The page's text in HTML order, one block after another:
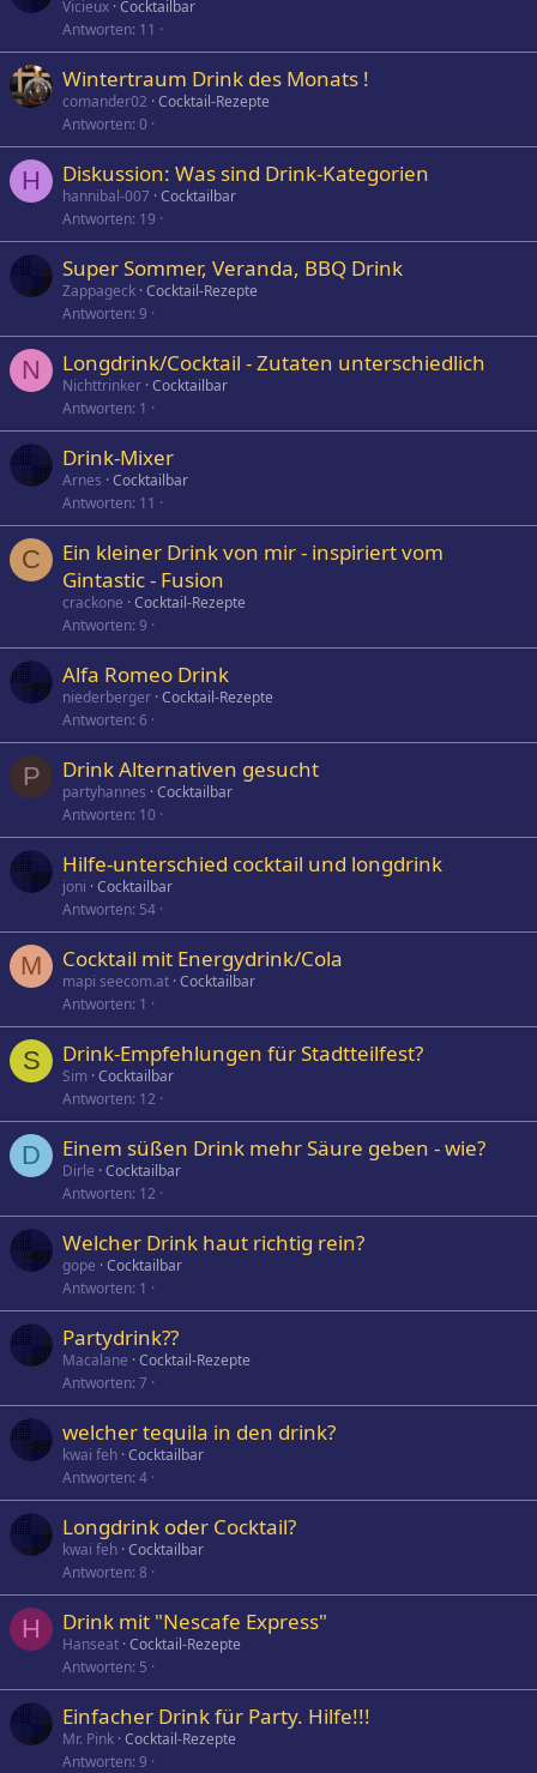
Vicieux Cocktailbar
Antworten 11
Wintertraum Drink des Monats !
comander02 Cocktail-Rezepte
Antworten 0
H Diskussion: Was sind Drink-Kategorien
hannibal-007 Cocktailbar
Antworten 19
Super Sommer, Veranda, BBQ Drink
Zappageck Cocktail-Rezepte
Antworten 9
N Longdrink/Cocktail - Zutaten unterschiedlich
Nichttrinker Cocktailbar
Antworten 1
Drink-Mixer
Arnes Cocktailbar
Antworten 11
C
Ein kleiner Drink von mir - inspiriert vom
Gintastic - Fusion
crackone Cocktail-Rezepte
Antworten 9
Alfa Romeo Drink
niederberger Cocktail-Rezepte
Antworten 6
P Drink Alternativen gesucht
partyhannes Cocktailbar
Antworten 10
Hilfe-unterschied cocktail und longdrink
joni Cocktailbar
Antworten 54
M Cocktail mit Energydrink/Cola
mapi seecom.at Cocktailbar
Antworten 1
S Drink-Empfehlungen für Stadtteilfest?
Sim Cocktailbar
Antworten 12
D Einem süßen Drink mehr Säure geben - wie?
Dirle Cocktailbar
Antworten 12
Welcher Drink haut richtig rein?
gope Cocktailbar
Antworten 1
Partydrink??
Macalane Cocktail-Rezepte
Antworten 7
welcher tequila in den drink?
kwai feh Cocktailbar
Antworten 4
Longdrink oder Cocktail?
kwai feh Cocktailbar
Antworten 8
H Drink mit "Nescafe Express"
Hanseat Cocktail-Rezepte
Antworten 5
Einfacher Drink für Party. Hilfe!!!
Mr. Pink Cocktail-Rezepte
Antworten 9